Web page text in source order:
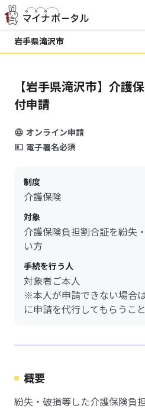
岩手県滝沢市
【岩手県滝沢市】介護
付申請
オンライン申請
電子署名必須
制度
介護保険
対象
介護保険負担割合証を紛失
い方
手続を行う人
対象者ご本人
※本人が申請できない場合
に申請を代行してもらうこ
概要
紛失・破損等した介護保険負